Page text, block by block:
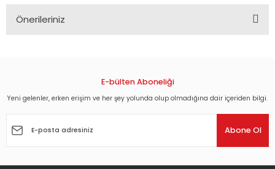
Önerileriniz
Görüş ve önerileriniz için teşekkür ederiz.
Ürün açıklamasında eksik bilgiler bulunuyor.
Ürün fiyatı diğer sitelerden daha pahalı.
E-bülten Aboneliği
Yeni gelenler, erken erişim ve her şey yolunda olup olmadığına dair içeriden bilgi.
Abone Ol